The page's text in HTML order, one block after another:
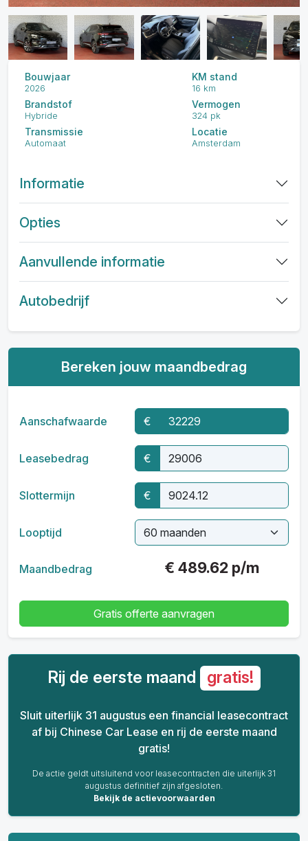
Bouwjaar
2026
KM stand
16 km
Brandstof
Hybride
Vermogen
324 pk
Transmissie
Automaat
Locatie
Amsterdam
Informatie
Opties
Aanvullende informatie
Autobedrijf
Bereken jouw maandbedrag
Aanschafwaarde €
Leasebedrag €
Slottermijn €
Looptijd
Maandbedrag € 489.62p/m
Gratis offerte aanvragen
Rij de eerste maand gratis!
Sluit uiterlijk 31 augustus een financial leasecontract
af bij Chinese Car Lease en rij de eerste maand
gratis!
De actie geldt uitsluitend voor leasecontracten die uiterlijk 31
augustus definitief zijn afgesloten.
Bekijk de actievoorwaarden